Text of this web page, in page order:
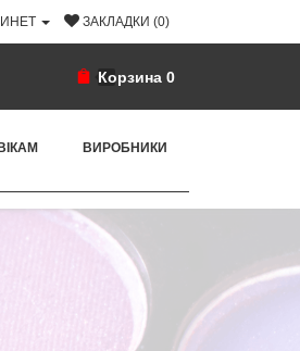
ЗАКЛАДКИ (0)
Корзина 0
ВИРОБНИКИ